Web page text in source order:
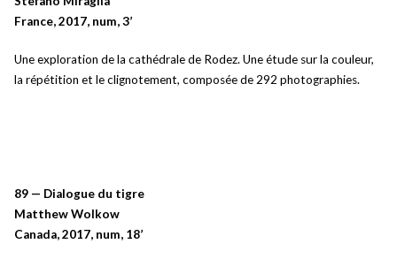
France, 2017, num, 3’
Une exploration de la cathédrale de Rodez. Une étude sur la couleur,
la répétition et le clignotement, composée de 292 photographies.
89 — Dialogue du tigre
Matthew Wolkow
Canada, 2017, num, 18’